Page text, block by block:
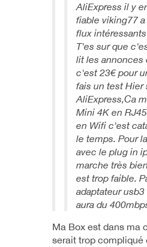
AliExpress il y
fiable viking77
flux
T'es sur que
lit les annonces
c'est 23€ pour
fais un test Hier
AliExpress,Ca
Mini 4K en
en Wifi c'est
le temps. Pour
avec le plug in
marche très
est trop faible.
adaptateur
aura du
Ma Box est dans ma
serait trop compliqué